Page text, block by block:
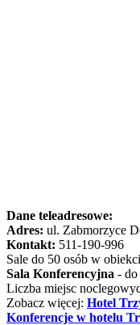
Dane teleadresowe:
Adres: ul. Zabmorzyce
Kontakt: 511-190-996
Sale do 50 osób w
Sala Konferencyjna - do
Liczba miejsc
Zobacz więcej: Hotel
Konferencje w hotelu